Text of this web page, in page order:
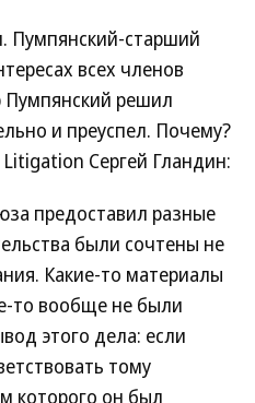
Пумпянский-старший
всех членов
Пумпянский решил
и преуспел. Почему?
Сергей Гландин:
предоставил разные
были сочтены не
Какие-то материалы
то вообще не были
этого дела: если
тому
которого он был